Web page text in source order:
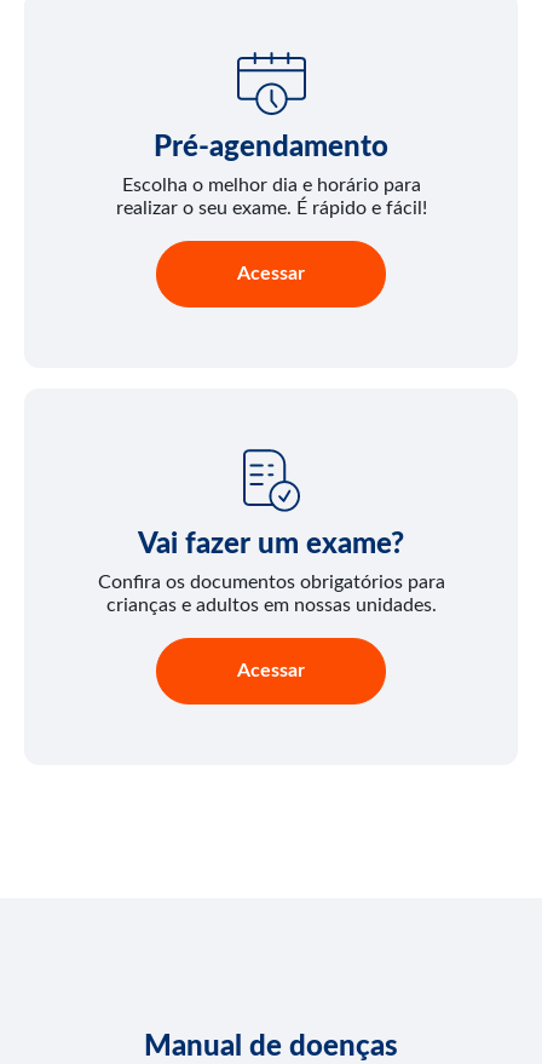
Pré-agendamento
Escolha o melhor dia e horário para
realizar o seu exame. É rápido e fácil!
Acessar
Vai fazer um exame?
Confira os documentos obrigatórios para
crianças e adultos em nossas unidades.
Acessar
Manual de doenças